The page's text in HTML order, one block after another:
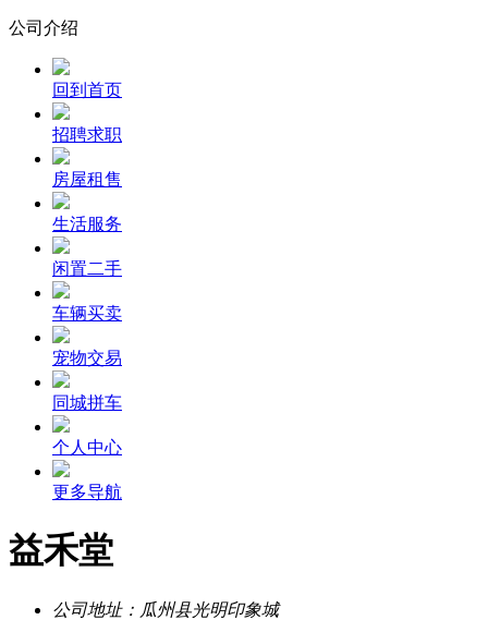
公司介绍
回到首页
招聘求职
房屋租售
生活服务
闲置二手
车辆买卖
宠物交易
同城拼车
个人中心
更多导航
益禾堂
公司地址： 瓜州县光明印象城